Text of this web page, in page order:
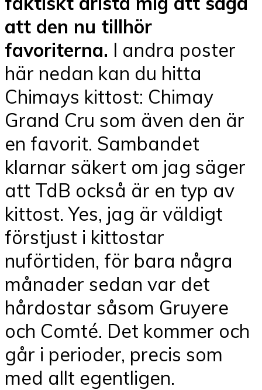
att den nu tillhör
favoriterna. I andra poster
här nedan kan du hitta
Chimays kittost: Chimay
Grand Cru som även den är
en favorit. Sambandet
klarnar säkert om jag säger
att TdB också är en typ av
kittost. Yes, jag är väldigt
förstjust i kittostar
nuförtiden, för bara några
månader sedan var det
hårdostar såsom Gruyere
och Comté. Det kommer och
går i perioder, precis som
med allt egentligen.